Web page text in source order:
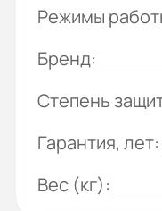
Режимы
Бренд:
Степень
Гарантия, лет:
Вес (кг):